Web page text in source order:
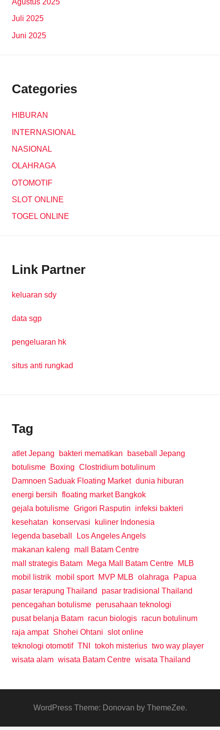
Juli 2025
Juni 2025
Categories
HIBURAN
INTERNASIONAL
NASIONAL
OLAHRAGA
OTOMOTIF
SLOT ONLINE
TOGEL ONLINE
Link Partner
keluaran sdy
data sgp
pengeluaran hk
situs anti rungkad
Tag
atlet Jepang bakteri mematikan
baseball Jepang
botulisme
Boxing Clostridium botulinum
Damnoen Saduak Floating Market dunia hiburan
energi bersih floating market Bangkok
gejala botulisme Grigori Rasputin
infeksi bakteri
kesehatan
konservasi
kuliner Indonesia
legenda baseball
Los Angeles Angels
makanan kaleng
mall Batam Centre
mall strategis Batam
Mega Mall Batam Centre
MLB
mobil listrik mobil sport MVP MLB olahraga
Papua
pasar terapung Thailand
pasar tradisional Thailand
pencegahan botulisme perusahaan teknologi
pusat belanja Batam racun biologis racun botulinum
raja ampat Shohei Ohtani slot online
teknologi otomotif TNI tokoh misterius two way player
wisata alam wisata Batam Centre wisata Thailand
WordPress Theme: Donovan by ThemeZee.